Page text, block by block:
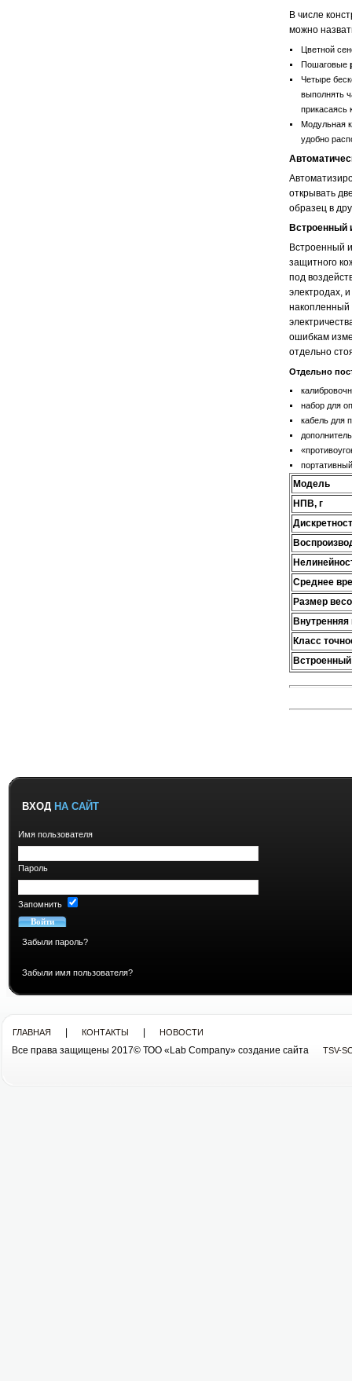
В числе
можно
Цветной
Пошаговые
Четыре
выполнять
прикасаясь
Модульная
удобно
открывать
образец в
Встроенный
Встроенный
защитного
под
электродах,
накопленный
ошибкам
отдельно
Отдельно
набор для
кабель для
Модель
НПВ, г
Среднее
Размер
Внутренняя
Класс
ВХОД НА САЙТ
Имя пользователя
Пароль
Запомнить
Забыли пароль?
Забыли имя пользователя?
ГЛАВНАЯ КОНТАКТЫ НОВОСТИ
Все права защищены 2017© ТОО «Lab Company» cоздание сайта TSV-